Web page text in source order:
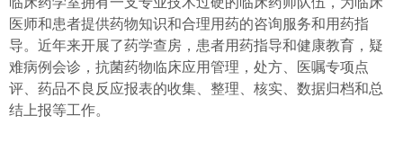
医师和患者提供药物知识和合理用药的咨询服务和用药指
导。近年来开展了药学查房，患者用药指导和健康教育，疑
难病例会诊，抗菌药物临床应用管理，处方、医嘱专项点
评、药品不良反应报表的收集、整理、核实、数据归档和总
结上报等工作。